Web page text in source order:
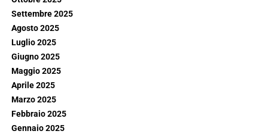
Settembre 2025
Agosto 2025
Luglio 2025
Giugno 2025
Maggio 2025
Aprile 2025
Marzo 2025
Febbraio 2025
Gennaio 2025